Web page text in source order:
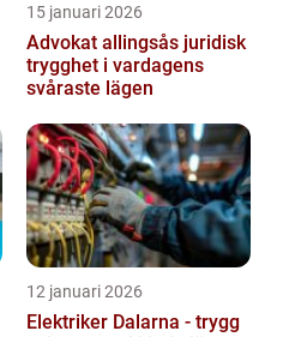
15 januari 2026
Advokat allingsås juridisk
trygghet i vardagens
svåraste lägen
12 januari 2026
Elektriker Dalarna - trygg